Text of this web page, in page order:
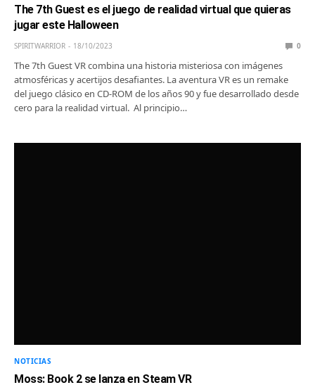
The 7th Guest es el juego de realidad virtual que quieras
jugar este Halloween
SPIRITWARRIOR 18/10/2023 0
The 7th Guest VR combina una historia misteriosa con imágenes
atmosféricas y acertijos desafiantes. La aventura VR es un remake
del juego clásico en CD-ROM de los años 90 y fue desarrollado desde
cero para la realidad virtual. Al principio…
NOTICIAS
Moss: Book 2 se lanza en Steam VR